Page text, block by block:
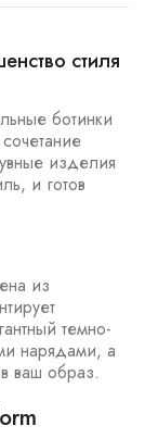
стиля
ботинки
изделия
и готов
из
темно-
нарядами, а
ваш образ.